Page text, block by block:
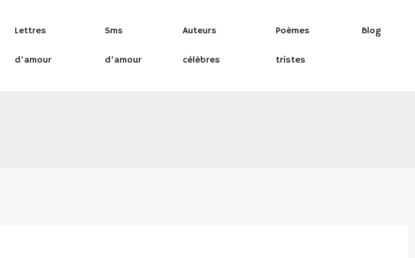
Lettres
d’amour
Sms
d’amour
Auteurs
célèbres
Poèmes
tristes
Blog